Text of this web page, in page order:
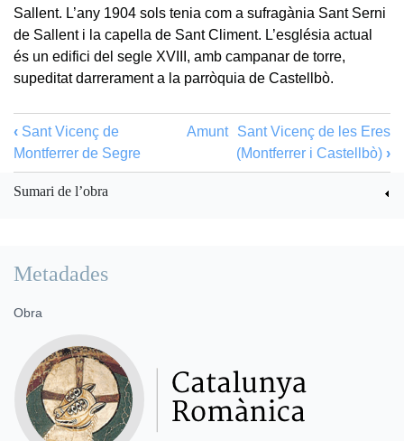
Sallent. L’any 1904 sols tenia com a sufragània Sant Serni
de Sallent i la capella de Sant Climent. L’església actual
és un edifici del segle XVIII, amb campanar de torre,
supeditat darrerament a la parròquia de Castellbò.
‹ Sant Vicenç de
Montferrer de Segre
Amunt
Sant Vicenç de les Eres
(Montferrer i Castellbò) ›
Sumari de l’obra
Metadades
Obra